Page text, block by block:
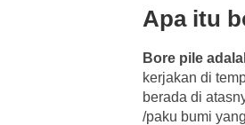
Apa itu
Bore pile
kerjakan di
berada di
/paku bumi